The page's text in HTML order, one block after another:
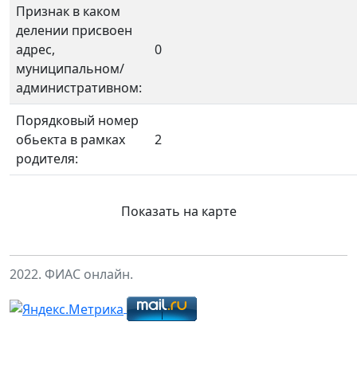
Признак в каком
делении присвоен
адрес,
муниципальном/
административном:
0
Порядковый номер
обьекта в рамках
родителя:
2
Показать на карте
2022. ФИАС онлайн.